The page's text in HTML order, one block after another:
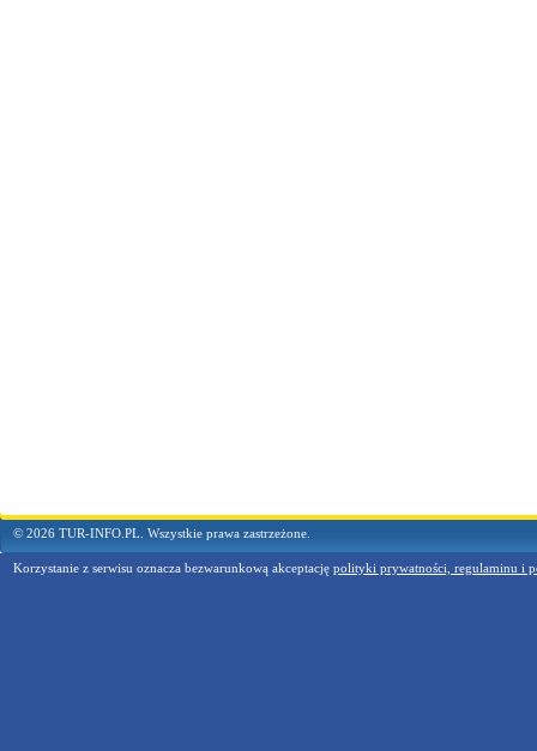
© 2026 TUR-INFO.PL. Wszystkie prawa zastrzeżone.
Korzystanie z serwisu oznacza bezwarunkową akceptację polityki prywatności, regulaminu i